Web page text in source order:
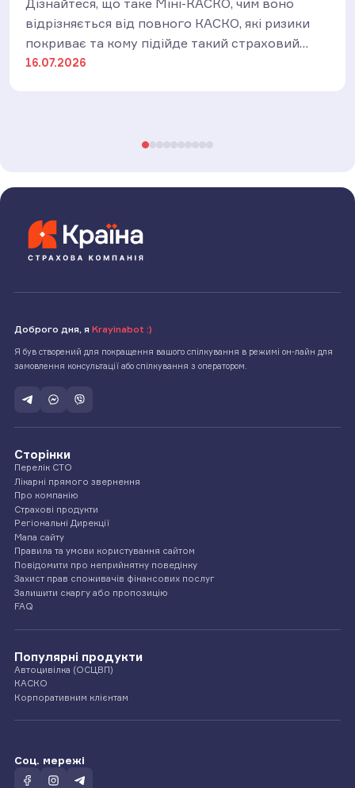
відрізняється від повного КАСКО, які ризики
покриває та кому підійде такий страховий
захист.
16.07.2026
Доброго дня, я Krayinabot :)
Я був створений для покращення вашого спілкування в режимі он-лайн для
замовлення консультації або спілкування з оператором.
Сторінки
Перелік СТО
Лікарні прямого звернення
Про компанію
Страхові продукти
Регіональні Дирекції
Мапа сайту
Правила та умови користування сайтом
Повідомити про неприйнятну поведінку
Захист прав споживачів фінансових послуг
Залишити скаргу або пропозицію
FAQ
Популярні продукти
Автоцивілка (ОСЦВП)
КАСКО
Корпоративним клієнтам
Соц. мережі